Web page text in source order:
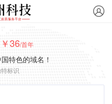
￥36/首年
特色的域名！
标识